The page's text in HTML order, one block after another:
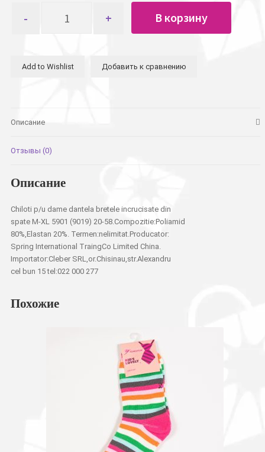
товара
кружевные
сзади
В корзину
Add to Wishlist Добавить к сравнению
Описание
Отзывы (0)
Описание
Chiloti p/u dame dantela bretele incrucisate din
spate M-XL 5901 (9019) 20-58.Compozitie:Poliamid
80%,Elastan 20%. Termen:nelimitat.Producator:
Spring International TraingCo Limited China.
Importator:Cleber SRL,or.Chisinau,str.Alexandru
cel bun 15 tel:022 000 277
Похожие